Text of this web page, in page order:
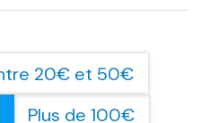
20€ et 50€
Plus de 100€